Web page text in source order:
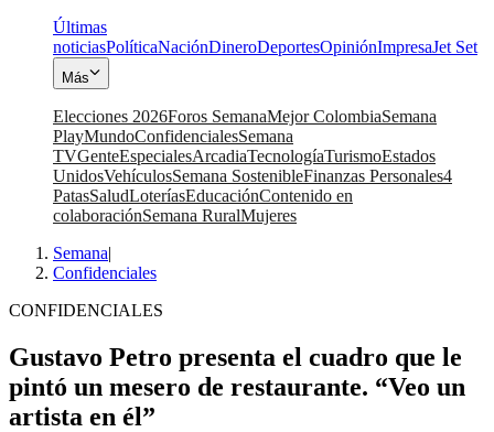
Últimas
noticiasPolíticaNaciónDineroDeportesOpiniónImpresaJet Set
Más
Elecciones 2026Foros SemanaMejor ColombiaSemana
PlayMundoConfidencialesSemana
TVGenteEspecialesArcadiaTecnologíaTurismoEstados
UnidosVehículosSemana SostenibleFinanzas Personales4
PatasSaludLoteríasEducaciónContenido en
colaboraciónSemana RuralMujeres
Semana|
Confidenciales
CONFIDENCIALES
Gustavo Petro presenta el cuadro que le
pintó un mesero de restaurante. “Veo un
artista en él”